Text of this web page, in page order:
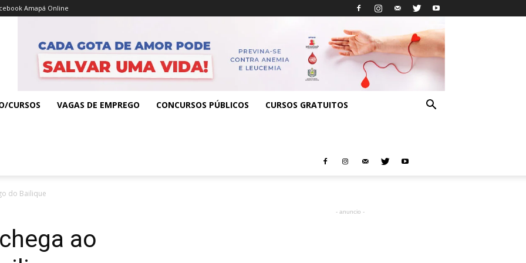
Amapá Online
CURSOS VAGAS DE EMPREGO CONCURSOS PÚBLICOS CURSOS GRATUITOS
do Bailique
ao
- anuncio -